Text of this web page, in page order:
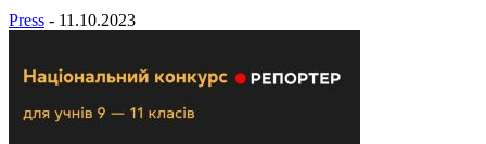
Press - 11.10.2023